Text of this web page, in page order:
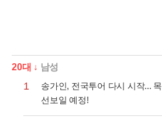
20대 ↓ 남성
1
송가인, 전국투어 다시 시작...
선보일 예정!